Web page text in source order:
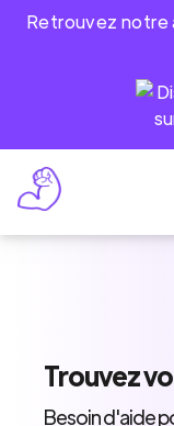
Retrouvez notre
Trouvez
Besoin d'aide